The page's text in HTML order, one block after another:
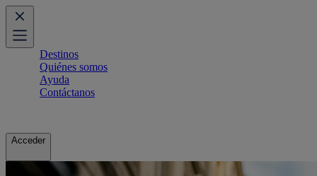
Destinos
Quiénes somos
Ayuda
Contáctanos
Acceder